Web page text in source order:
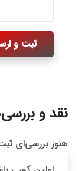
نقد و
هنوز بررسی‌ای